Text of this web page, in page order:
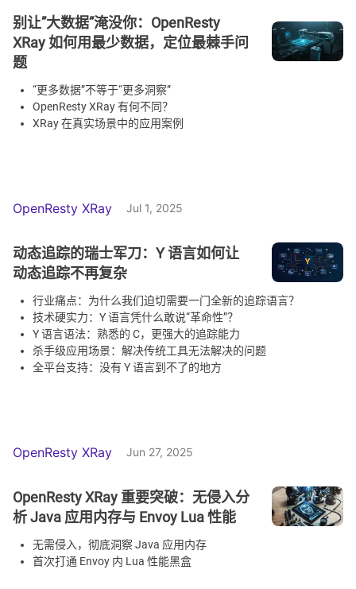
别让”大数据”淹没你：OpenResty
XRay 如何用最少数据，定位最棘手问
题
“更多数据”不等于“更多洞察”
OpenResty XRay 有何不同？
XRay 在真实场景中的应用案例
OpenResty XRay Jul 1, 2025
动态追踪的瑞士军刀：Y 语言如何让
动态追踪不再复杂
行业痛点：为什么我们迫切需要一门全新的追踪语言？
技术硬实力：Y 语言凭什么敢说“革命性”？
Y 语言语法：熟悉的 C，更强大的追踪能力
杀手级应用场景：解决传统工具无法解决的问题
全平台支持：没有 Y 语言到不了的地方
OpenResty XRay Jun 27, 2025
OpenResty XRay 重要突破：无侵入分
析 Java 应用内存与 Envoy Lua 性能
无需侵入，彻底洞察 Java 应用内存
首次打通 Envoy 内 Lua 性能黑盒